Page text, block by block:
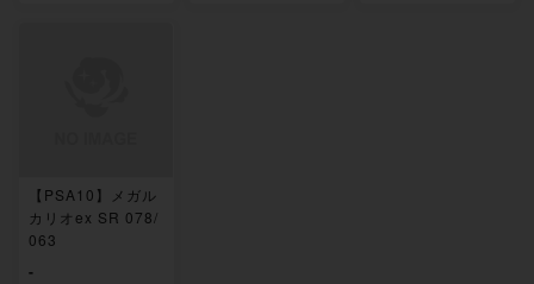
【PSA10】メガル
カリオex SR 078/
063
-